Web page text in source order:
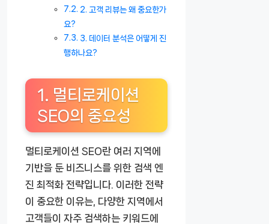
2. 고객 리뷰는 왜 중요한가
요?
3. 데이터 분석은 어떻게 진
행하나요?
1. 멀티로케이션
SEO의 중요성
멀티로케이션 SEO란 여러 지역에
기반을 둔 비즈니스를 위한 검색 엔
진 최적화 전략입니다. 이러한 전략
이 중요한 이유는, 다양한 지역에서
고객들이 자주 검색하는 키워드에